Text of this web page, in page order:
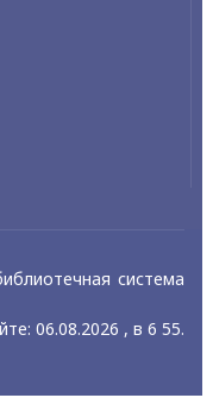
система
06.08.2026 , в 6 55.